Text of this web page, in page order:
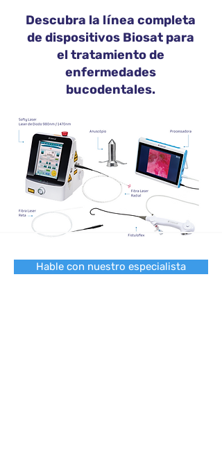
Descubra la línea completa
de dispositivos Biosat para
el tratamiento de
enfermedades
bucodentales.
Hable con nuestro especialista